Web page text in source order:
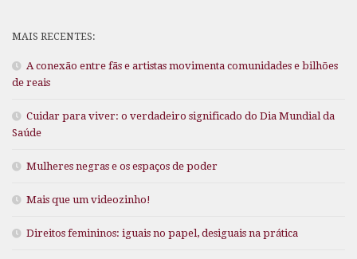
MAIS RECENTES:
A conexão entre fãs e artistas movimenta comunidades e bilhões
de reais
Cuidar para viver: o verdadeiro significado do Dia Mundial da
Saúde
Mulheres negras e os espaços de poder
Mais que um videozinho!
Direitos femininos: iguais no papel, desiguais na prática